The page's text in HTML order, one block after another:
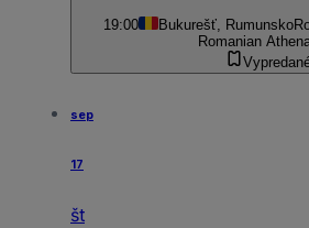
19:00 Bukurešť, Rumunsko
Romanian
sep
17
št